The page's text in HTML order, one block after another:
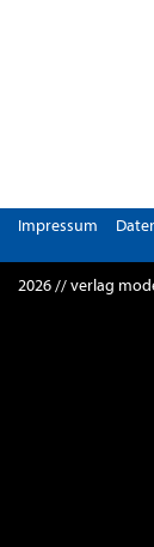
Impressum
2026 // verlag